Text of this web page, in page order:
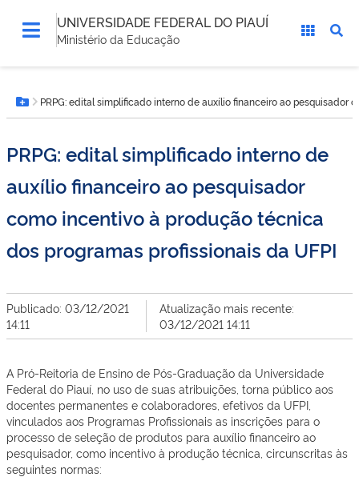
UNIVERSIDADE FEDERAL DO PIAUÍ
Ministério da Educação
está
aqui:Botão Menu
PRPG: edital simplificado interno de auxílio financeiro ao
PRPG: edital simplificado interno de
auxílio financeiro ao pesquisador
como incentivo à produção técnica
dos programas profissionais da UFPI
Publicado: 03/12/2021
14:11
Atualização mais recente:
03/12/2021 14:11
A Pró-Reitoria de Ensino de Pós-Graduação da Universidade
Federal do Piauí, no uso de suas atribuições, torna público aos
docentes permanentes e colaboradores, efetivos da UFPI,
vinculados aos Programas Profissionais as inscrições para o
processo de seleção de produtos para auxílio financeiro ao
pesquisador, como incentivo à produção técnica, circunscritas às
seguintes normas: